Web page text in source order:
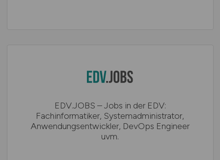
EDV.JOBS – Jobs in der EDV:
Fachinformatiker, Systemadministrator,
Anwendungsentwickler, DevOps Engineer
uvm.